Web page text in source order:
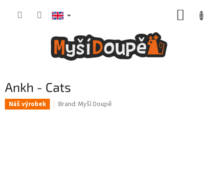
Ankh - Cats
Náš výrobek Brand: Myší Doupě